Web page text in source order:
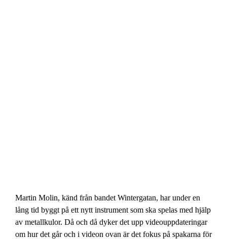
Martin Molin, känd från bandet Wintergatan, har under en
lång tid byggt på ett nytt instrument som ska spelas med hjälp
av metallkulor. Då och då dyker det upp videouppdateringar
om hur det går och i videon ovan är det fokus på spakarna för